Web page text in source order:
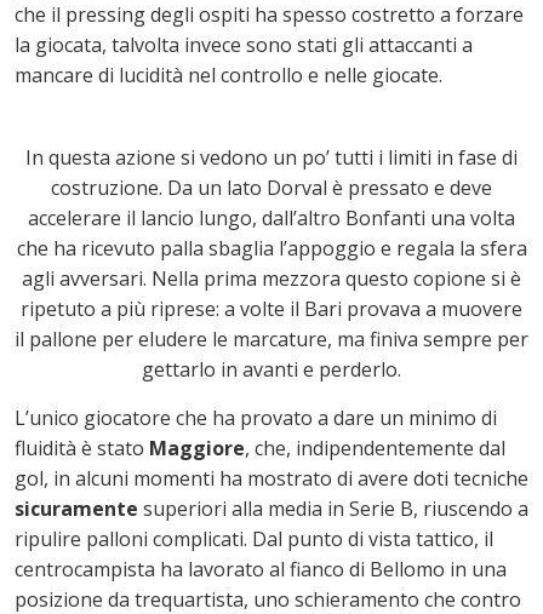
che il pressing degli ospiti ha spesso costretto a forzare
la giocata, talvolta invece sono stati gli attaccanti a
mancare di lucidità nel controllo e nelle giocate.
In questa azione si vedono un po’ tutti i limiti in fase di
costruzione. Da un lato Dorval è pressato e deve
accelerare il lancio lungo, dall’altro Bonfanti una volta
che ha ricevuto palla sbaglia l’appoggio e regala la sfera
agli avversari. Nella prima mezzora questo copione si è
ripetuto a più riprese: a volte il Bari provava a muovere
il pallone per eludere le marcature, ma finiva sempre per
gettarlo in avanti e perderlo.
L’unico giocatore che ha provato a dare un minimo di
fluidità è stato Maggiore, che, indipendentemente dal
gol, in alcuni momenti ha mostrato di avere doti tecniche
sicuramente superiori alla media in Serie B, riuscendo a
ripulire palloni complicati. Dal punto di vista tattico, il
centrocampista ha lavorato al fianco di Bellomo in una
posizione da trequartista, uno schieramento che contro